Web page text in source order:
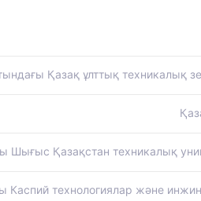
Қазақ ұлттық техникалық
Шығыс Қазақстан техникалық
Каспий технологиялар және